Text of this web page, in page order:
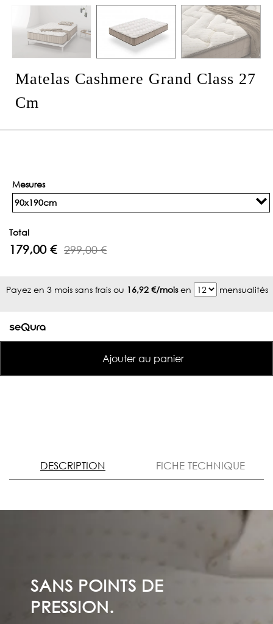
Matelas Cashmere Grand Class 27
Cm
Mesures
90x190cm
Total
179,00 € 299,00 €
Payez en 3 mois sans frais ou 16,92 €/moisen mensualités
Ajouter au panier
DESCRIPTION FICHE TECHNIQUE
SANS POINTS DE
PRESSION.